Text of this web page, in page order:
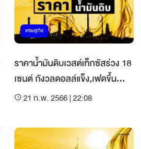
เศรษฐกิจ
ราคาน้ำมันดิบเวสต์เท็กซัสร่วง 18
เซนต์ กังวลดอลล์แข็ง,เฟดขึ้น
ดอกเบี้ย
21 ก.พ. 2566 | 22:08